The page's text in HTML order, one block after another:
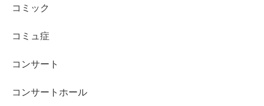
コミック
コミュ症
コンサート
コンサートホール